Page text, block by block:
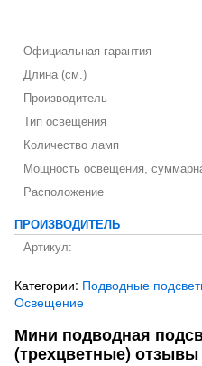
Официальная гарантия
Длина (см.)
Производитель
Тип освещения
Количество ламп
Мощность освещения,
Расположение
ПРОИЗВОДИТЕЛЬ
Артикул:
Категории: Подводные
Освещение
Мини подводная
(трехцветные) отзывы